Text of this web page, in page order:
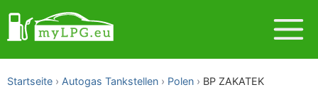
Startseite Autogas Tankstellen Polen BP ZAKATEK